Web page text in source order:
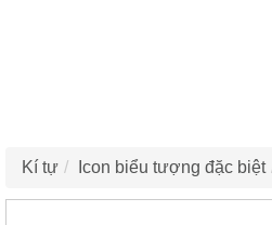
Kí tự Icon biểu tượng đặc biệt